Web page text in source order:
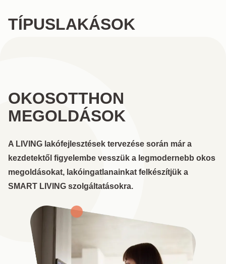
TÍPUSLAKÁSOK
OKOSOTTHON
MEGOLDÁSOK
A LIVING lakófejlesztések tervezése során már a
kezdetektől figyelembe vesszük a legmodernebb okos
megoldásokat, lakóingatlanainkat felkészítjük a
SMART LIVING szolgáltatásokra.